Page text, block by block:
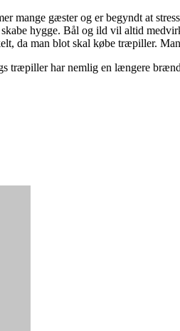
mange gæster og er begyndt at
hygge. Bål og ild vil altid
da man blot skal købe træpiller.
træpiller har nemlig en længere